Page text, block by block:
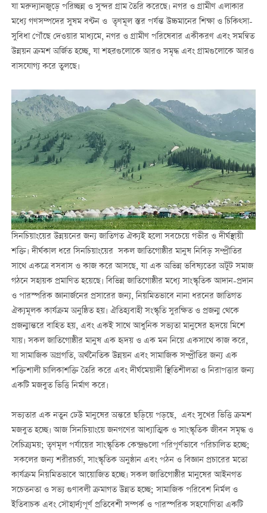
যা মরুদ্যানজুড়ে পরিচ্ছন্ন ও সুন্দর গ্রাম তৈরি করেছে। নগর ও গ্রামীণ এলাকার
মধ্যে গণসম্পদের সুষম বণ্টন ও তৃণমূল স্তর পর্যন্ত উচ্চমানের শিক্ষা ও চিকিত্সা-
সুবিধা পৌঁছে দেওয়ার মাধ্যমে, নগর ও গ্রামীণ পরিষেবার একীকরণ এবং সমন্বিত
উন্নয়ন ক্রমশ অর্জিত হচ্ছে, যা শহরগুলোকে আরও সমৃদ্ধ এবং গ্রামগুলোকে আরও
বাসযোগ্য করে তুলছে।
সিনচিয়াংয়ের উন্নয়নের জন্য জাতিগত ঐক্যই হলো সবচেয়ে গভীর ও দীর্ঘস্থায়ী
শক্তি। দীর্ঘকাল ধরে সিনচিয়াংয়ের সকল জাতিগোষ্ঠীর মানুষ নিবিড় সম্প্রীতির
সাথে একত্রে বসবাস ও কাজ করে আসছে, যা এক অভিন্ন ভবিষ্যতের অটুট সমাজ
গঠনে সহায়ক প্রমাণিত হয়েছে। বিভিন্ন জাতিগোষ্ঠীর মধ্যে সাংস্কৃতিক আদান-প্রদান
ও পারস্পরিক জ্ঞানার্জনের প্রসারের জন্য, নিয়মিতভাবে নানা ধরনের জাতিগত
ঐক্যমূলক কার্যক্রম অনুষ্ঠিত হয়। ঐতিহ্যবাহী সংস্কৃতি সুরক্ষিত ও প্রজন্ম থেকে
প্রজন্মান্তরে বাহিত হয়, এবং একই সাথে আধুনিক সভ্যতা মানুষের হৃদয়ে মিশে
যায়। সকল জাতিগোষ্ঠীর মানুষ এক হৃদয় ও এক মন নিয়ে একসাথে কাজ করে,
যা সামাজিক অগ্রগতি, অর্থনৈতিক উন্নয়ন এবং সামাজিক সম্প্রীতির জন্য এক
শক্তিশালী চালিকাশক্তি তৈরি করে এবং দীর্ঘমেয়াদী স্থিতিশীলতা ও নিরাপত্তার জন্য
একটি মজবুত ভিত্তি নির্মাণ করে।
সভ্যতার এক নতুন ঢেউ মানুষের অন্তরে ছড়িয়ে পড়ছে, এবং সুখের ভিত্তি ক্রমশ
মজবুত হচ্ছে। আজ সিনচিয়াংয়ে জনগণের আধ্যাত্মিক ও সাংস্কৃতিক জীবন সমৃদ্ধ ও
বৈচিত্র্যময়; তৃণমূল পর্যায়ের সাংস্কৃতিক কেন্দ্রগুলো পরিপূর্ণভাবে পরিচালিত হচ্ছে;
সকলের জন্য শরীরচর্চা, সাংস্কৃতিক অনুষ্ঠান এবং পঠন ও বিজ্ঞান প্রচারের মতো
কার্যক্রম নিয়মিতভাবে আয়োজিত হচ্ছে। সকল জাতিগোষ্ঠীর মানুষের আইনগত
সচেতনতা ও সভ্য গুণাবলী ক্রমাগত উন্নত হচ্ছে; সামাজিক পরিবেশ নির্মল ও
ইতিবাচক এবং সৌহার্দ্যপূর্ণ প্রতিবেশী সম্পর্ক ও পারস্পরিক সহযোগিতা একটি